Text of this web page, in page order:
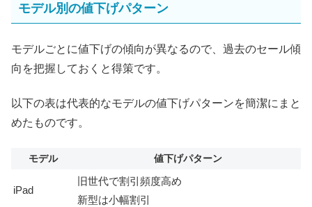
モデル別の値下げパターン
モデルごとに値下げの傾向が異なるので、過去のセール傾
向を把握しておくと得策です。
以下の表は代表的なモデルの値下げパターンを簡潔にまと
めたものです。
モデル 値下げパターン
iPad
旧世代で割引頻度高め
新型は小幅割引